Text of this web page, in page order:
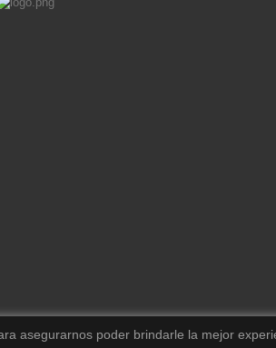
asegurarnos poder brindarle la mejor